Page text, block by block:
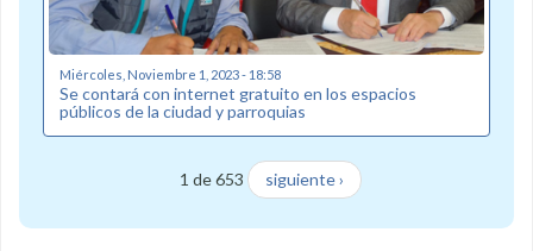
Miércoles, Noviembre 1, 2023 - 18:58
Se contará con internet gratuito en los espacios
públicos de la ciudad y parroquias
1 de 653 siguiente ›